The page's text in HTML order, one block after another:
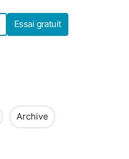
Essai gratuit
Archive